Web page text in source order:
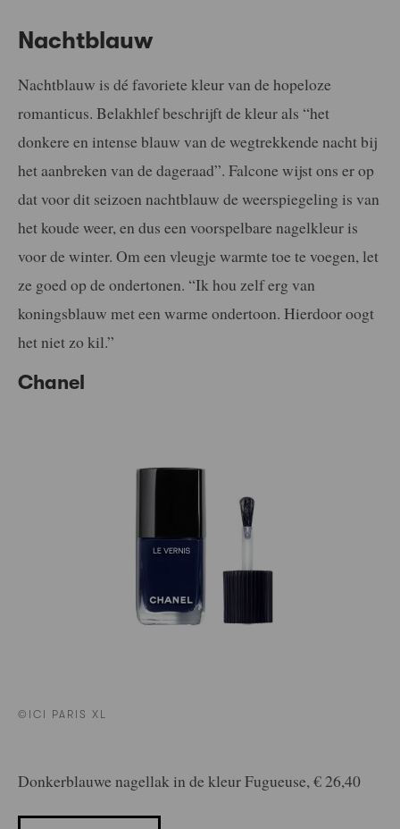
Nachtblauw
Nachtblauw is dé favoriete kleur van de hopeloze
romanticus. Belakhlef beschrijft de kleur als “het
donkere en intense blauw van de wegtrekkende nacht bij
het aanbreken van de dageraad”. Falcone wijst ons er op
dat voor dit seizoen nachtblauw de weerspiegeling is van
het koude weer, en dus een voorspelbare nagelkleur is
voor de winter. Om een vleugje warmte toe te voegen, let
ze goed op de ondertonen. “Ik hou zelf erg van
koningsblauw met een warme ondertoon. Hierdoor oogt
het niet zo kil.”
Chanel
©ICI PARIS XL
Donkerblauwe nagellak in de kleur Fugueuse,€ 26,40